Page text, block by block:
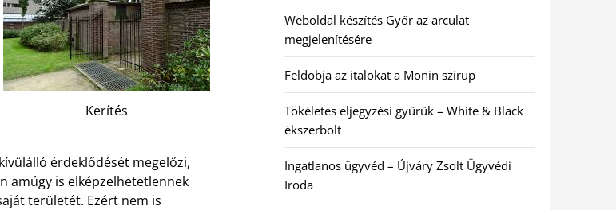
Kerítés
érdeklődését megelőzi,
amúgy is elképzelhetetlennek
területét. Ezért nem is
Weboldal készítés Győr az arculat
megjelenítésére
Feldobja az italokat a Monin szirup
Tökéletes eljegyzési gyűrűk – White & Black
ékszerbolt
Ingatlanos ügyvéd – Újváry Zsolt Ügyvédi
Iroda